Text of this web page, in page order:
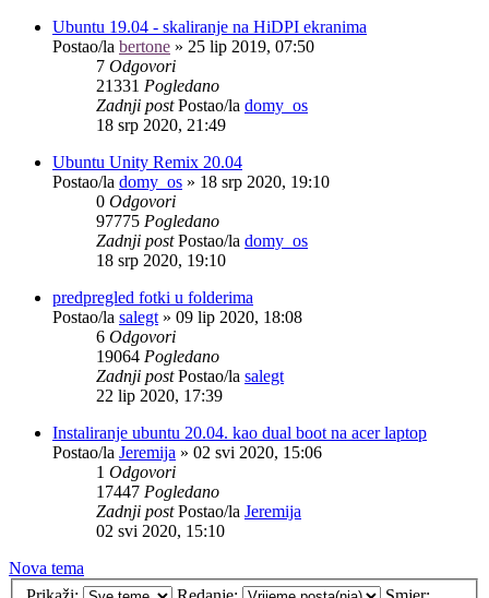
Ubuntu 19.04 - skaliranje na HiDPI ekranima
Postao/la bertone » 25 lip 2019, 07:50
7 Odgovori
21331 Pogledano
Zadnji postPostao/la domy_os
18 srp 2020, 21:49
Ubuntu Unity Remix 20.04
Postao/la domy_os » 18 srp 2020, 19:10
0 Odgovori
97775 Pogledano
Zadnji postPostao/la domy_os
18 srp 2020, 19:10
predpregled fotki u folderima
Postao/la salegt » 09 lip 2020, 18:08
6 Odgovori
19064 Pogledano
Zadnji postPostao/la salegt
22 lip 2020, 17:39
Instaliranje ubuntu 20.04. kao dual boot na acer laptop
Postao/la Jeremija » 02 svi 2020, 15:06
1 Odgovori
17447 Pogledano
Zadnji postPostao/la Jeremija
02 svi 2020, 15:10
Nova tema